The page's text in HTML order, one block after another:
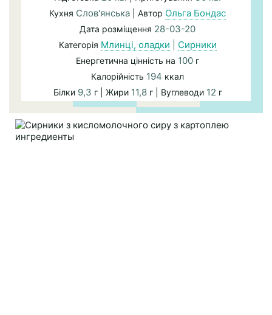
Кухня Слов'янська | Автор Ольга Бондас
Дата розміщення 28-03-20
Категорія Млинці, оладки Сирники
Енергетична цінність на 100 г
Калорійність 194 ккал
Білки 9,3 г | Жири 11,8г | Вуглеводи 12 г